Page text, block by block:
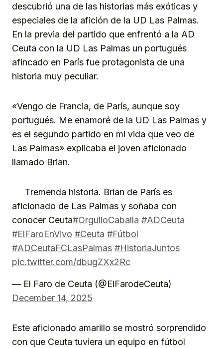
descubrió una de las historias más exóticas y
especiales de la afición de la UD Las Palmas.
En la previa del partido que enfrentó a la AD
Ceuta con la UD Las Palmas un portugués
afincado en París fue protagonista de una
historia muy peculiar.
«Vengo de Francia, de París, aunque soy
portugués. Me enamoré de la UD Las Palmas y
es el segundo partido en mi vida que veo de
Las Palmas» explicaba el joven aficionado
llamado Brian.
Tremenda historia. Brian de París es
aficionado de Las Palmas y soñaba con
conocer Ceuta#OrgulloCaballa #ADCeuta
#ElFaroEnVivo #Ceuta #Fútbol
#ADCeutaFCLasPalmas #HistoriaJuntos
pic.twitter.com/dbugZXx2Rc
— El Faro de Ceuta (@ElFarodeCeuta)
December 14, 2025
Este aficionado amarillo se mostró sorprendido
con que Ceuta tuviera un equipo en fútbol